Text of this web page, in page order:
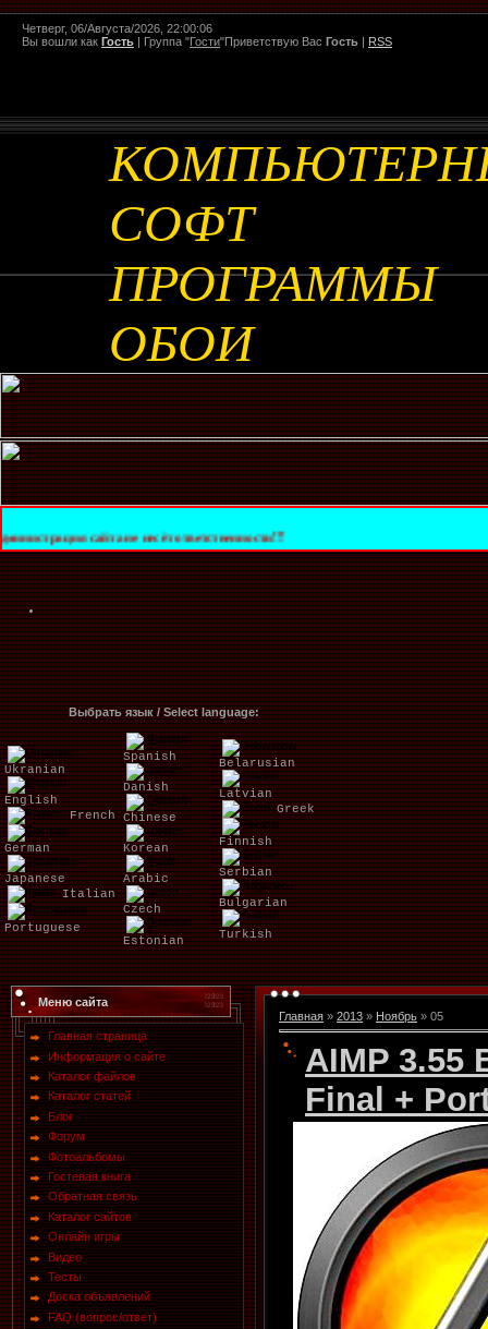
Четверг, 06/Августа/2026, 22:00:06
Вы вошли как Гость | Группа "Гости"Приветствую Вас Гость | RSS
СОФТ
ПРОГРАММЫ
ОБОИ
не несёт ответственности!!!
Выбрать язык / Select language:
Ukranian
English
French
German
Japanese
Italian
Portuguese
Spanish
Danish
Chinese
Korean
Arabic
Czech
Estonian
Belarusian
Latvian
Greek
Finnish
Serbian
Bulgarian
Turkish
Меню сайта
Главная страница
Информация о сайте
Каталог файлов
Каталог статей
Блог
Форум
Фотоальбомы
Гостевая книга
Обратная связь
Каталог сайтов
Онлайн игры
Видео
Тесты
Доска объявлений
FAQ (вопрос/ответ)
Главная » 2013 » Ноябрь » 05
AIMP 3.55
Final +